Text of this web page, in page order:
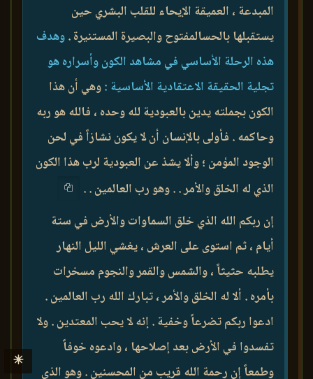
المبدعة ، العميقة الإيحاء للقلب البشري حين
يستقبلها بالحسالمفتوح والبصيرة المستنيرة .وهدف
هذه الرحلة الأساسي في مشاهد الكون وأسراره هو
تجلية الحقيقة الاعتقادية الأساسية :وهي أن هذا
الكون بجملته يدين بالعبودية لله وحده ، فالله هو ربه
وحاكمه . فأولى بالإنسان أن لا يكون نشازاً في لحن
الوجود المؤمن ؛ وألا يشذ عن العبودية لرب هذا الكون
الذي له الخلق والأمر . . وهو رب العالمين . .
إن ربكم الله الذي خلق السماوات والأرض في ستة
أيام ، ثم استوى على العرش ، يغشي الليل النهار
يطلبه حثيثاً ، والشمس والقمر والنجوم مسخرات
بأمره . ألا له الخلق والأمر ، تبارك الله رب العالمين .
ادعوا ربكم تضرعاً وخفية . إنه لا يحب المعتدين . ولا
تفسدوا في الأرض بعد إصلاحها ، وادعوه خوفاً
وطمعاً إن رحمة الله قريب من المحسنين . وهو الذي
☀